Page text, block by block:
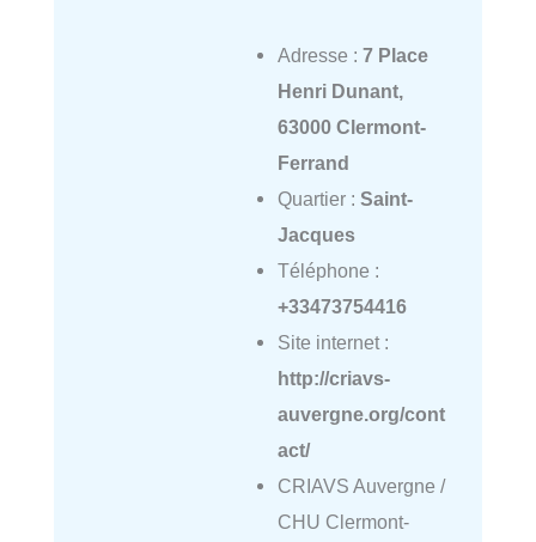
Adresse : 7 Place
Henri Dunant,
63000 Clermont-
Ferrand
Quartier : Saint-
Jacques
Téléphone :
+33473754416
Site internet :
http://criavs-
auvergne.org/cont
act/
CRIAVS Auvergne /
CHU Clermont-